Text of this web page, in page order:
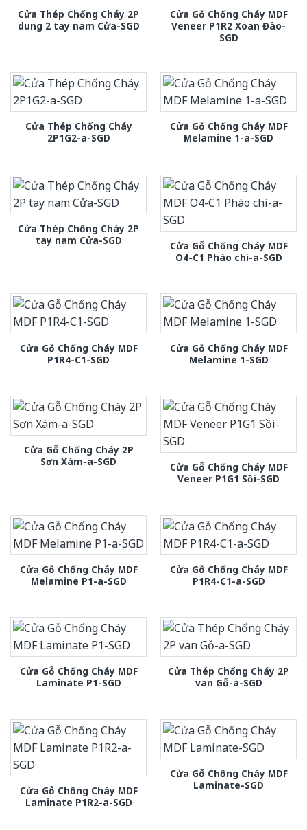
Cửa Thép Chống Cháy 2P
dung 2 tay nam Cửa-SGD
Cửa Gỗ Chống Cháy MDF
Veneer P1R2 Xoan Đào-
SGD
Cửa Thép Chống Cháy
2P1G2-a-SGD
Cửa Gỗ Chống Cháy MDF
Melamine 1-a-SGD
Cửa Thép Chống Cháy 2P
tay nam Cửa-SGD
Cửa Gỗ Chống Cháy MDF
O4-C1 Phào chi-a-SGD
Cửa Gỗ Chống Cháy MDF
P1R4-C1-SGD
Cửa Gỗ Chống Cháy MDF
Melamine 1-SGD
Cửa Gỗ Chống Cháy 2P
Sơn Xám-a-SGD
Cửa Gỗ Chống Cháy MDF
Veneer P1G1 Sồi-SGD
Cửa Gỗ Chống Cháy MDF
Melamine P1-a-SGD
Cửa Gỗ Chống Cháy MDF
P1R4-C1-a-SGD
Cửa Gỗ Chống Cháy MDF
Laminate P1-SGD
Cửa Thép Chống Cháy 2P
van Gỗ-a-SGD
Cửa Gỗ Chống Cháy MDF
Laminate P1R2-a-SGD
Cửa Gỗ Chống Cháy MDF
Laminate-SGD